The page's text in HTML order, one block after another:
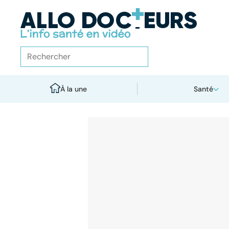
À la une Santé